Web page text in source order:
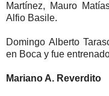
Martínez, Mauro
Alfio Basile.
Domingo Alberto
en Boca y fue
Mariano A. Reverdito